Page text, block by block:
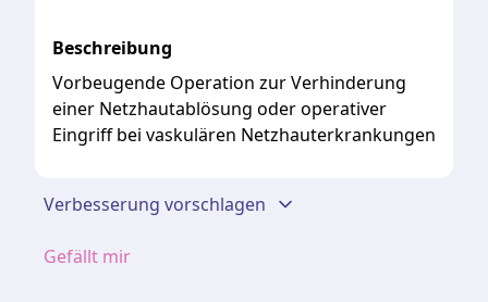
Beschreibung
Vorbeugende Operation zur Verhinderung
einer Netzhautablösung oder operativer
Eingriff bei vaskulären Netzhauterkrankungen
Verbesserung vorschlagen
Gefällt mir